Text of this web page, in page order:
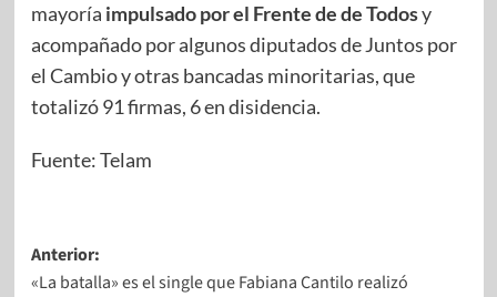
mayoría impulsado por el Frente de de Todosy
acompañado por algunos diputados de Juntos por
el Cambio y otras bancadas minoritarias, que
totalizó 91 firmas, 6 en disidencia.
Fuente: Telam
Anterior:
«La batalla» es el single que Fabiana Cantilo realizó